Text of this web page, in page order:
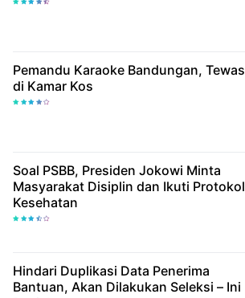
Pemandu Karaoke Bandungan, Tewas
di Kamar Kos
Soal PSBB, Presiden Jokowi Minta
Masyarakat Disiplin dan Ikuti Protokol
Kesehatan
Hindari Duplikasi Data Penerima
Bantuan, Akan Dilakukan Seleksi – Ini